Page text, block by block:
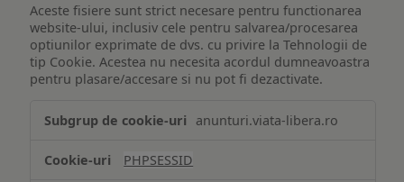
Aceste fisiere sunt strict necesare pentru functionarea
website-ului, inclusiv cele pentru salvarea/procesarea
optiunilor exprimate de dvs. cu privire la Tehnologii de
tip Cookie. Acestea nu necesita acordul dumneavoastra
pentru plasare/accesare si nu pot fi dezactivate.
de
Cookie
anunturi.viata-libera.ro
PHPSESSID